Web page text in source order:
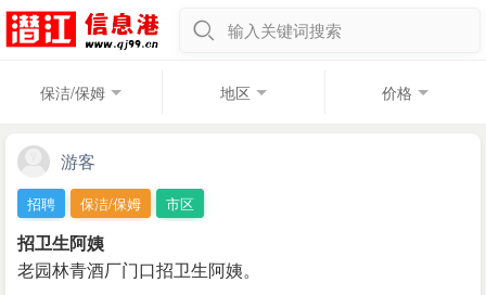
输入关键词搜索
保洁/保姆 地区 价格
游客
招聘 保洁/保姆 市区
招卫生阿姨
老园林青酒厂门口招卫生阿姨。